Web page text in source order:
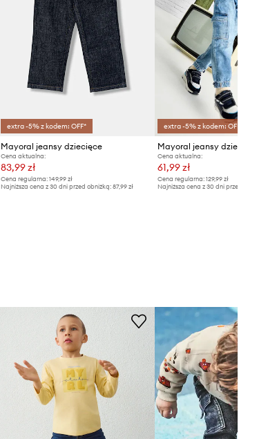
extra -5% z kodem: OFF*
Mayoral jeansy dziecięce
Cena aktualna:
83,99 zł
Cena regularna:149,99 zł
Najniższa cena z 30 dni przed obniżką:87,99 zł
extra -5% z kodem: OFF*
Mayoral jeansy dziecięce
Cena aktualna:
61,99 zł
Cena regularna: 129,99 zł
Najniższa cena z 30 dni przed obniżką: